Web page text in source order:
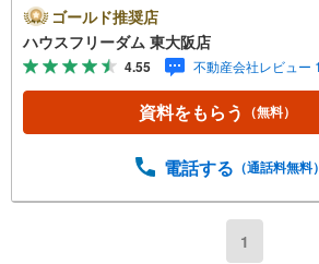
光・通風良好です。・土地面積約41
いません。 お好きなハウスメーカ
です！＜周辺環境＞・ローソン東
分（約182m）・業務スーパー宝持
m）・東大阪市立上小阪小学校
東大阪市立上小阪中学校 徒歩16
す！不動産購入や住宅ローンにつ
しております）-・-・-・-・-・-・-
ゴールド推奨店
ハウスフリーダム 東大阪店
4.55 不動産会社レビュー
資料をもらう （無料）
電話する （通話料無料）
1